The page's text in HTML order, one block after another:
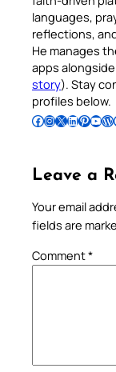
languages,
reflections,
He manages
apps
story). Stay
profiles below.
Follow Pradeep on Facebook Follow Pradeep on InstagramFollow Pradeep on X Follow Pradeep on LinkedIn Follow Pradeep on Pinterest Subscribe to Pradeep’s Youtube Channel Follow Pradeep on WordPress Follow
Leave a
Your email
fields are
Comment*